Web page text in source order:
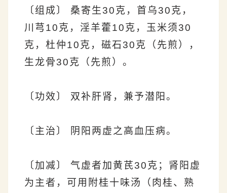
〔组成〕 桑寄生30克，首乌30克，
川芎10克，淫羊藿10克，玉米须30
克，杜仲10克，磁石30克（先煎），
生龙骨30克（先煎）。
〔功效〕 双补肝肾，兼予潜阳。
〔主治〕 阴阳两虚之高血压病。
〔加减〕 气虚者加黄芪30克；肾阳虚
为主者，可用附桂十味汤（肉桂、熟